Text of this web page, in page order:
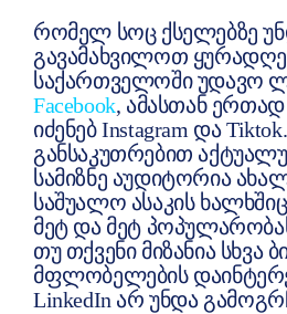
რომელ სოც ქსელებზე
გავამახვილოთ
საქართველოში უდავო
Facebook, ამასთან
იძენებ Instagram და
განსაკუთრებით
სამიზნე აუდიტორია
საშუალო ასაკის
მეტ და მეტ
თუ თქვენი მიზანია სხვა
მფლობელების
LinkedIn არ უნდა